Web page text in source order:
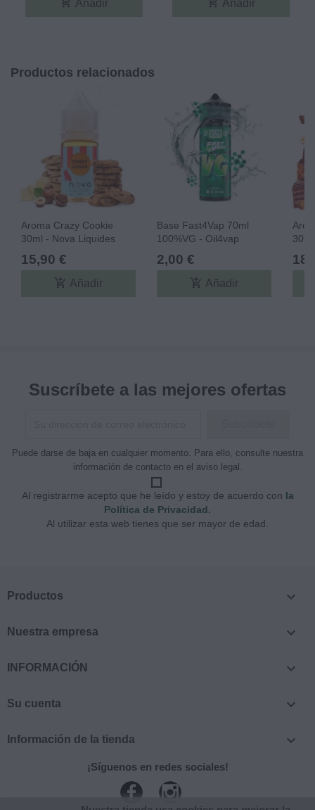
Añadir Añadir
Productos relacionados
Aroma Crazy Cookie
30ml - Nova Liquides
15,90 €
add_shopping_cart Añadir
Base Fast4Vap 70ml
100%VG - Oil4vap
2,00 €
add_shopping_cart Añadir
Suscríbete a las mejores ofertas
Puede darse de baja en cualquier momento. Para ello, consulte nuestra
información de contacto en el aviso legal.
Al registrarme acepto que he leído y estoy de acuerdo con la
Política de Privacidad.
Al utilizar esta web tienes que ser mayor de edad.
Productos 
Nuestra empresa 
INFORMACIÓN 
Su cuenta 
Información de la tienda 
¡Síguenos en redes sociales!
Facebook